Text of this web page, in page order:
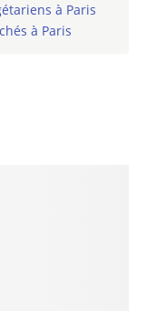
à Paris
à Paris